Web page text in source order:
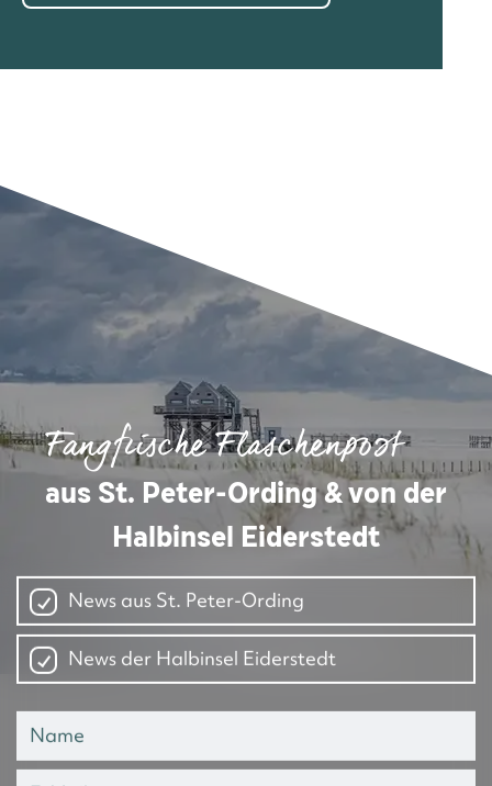
Fangfrische Flaschenpost
aus St. Peter-Ording & von der
Halbinsel Eiderstedt
News aus St. Peter-Ording
News der Halbinsel Eiderstedt